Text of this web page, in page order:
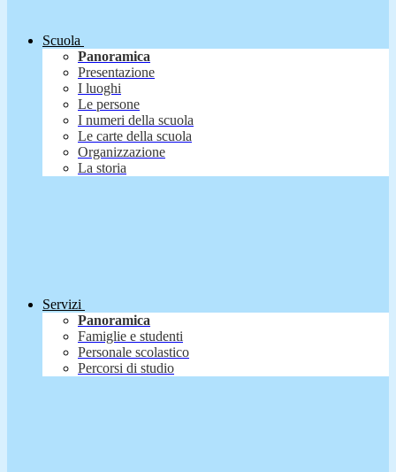
Scuola
Panoramica
Presentazione
I luoghi
Le persone
I numeri della scuola
Le carte della scuola
Organizzazione
La storia
Servizi
Panoramica
Famiglie e studenti
Personale scolastico
Percorsi di studio